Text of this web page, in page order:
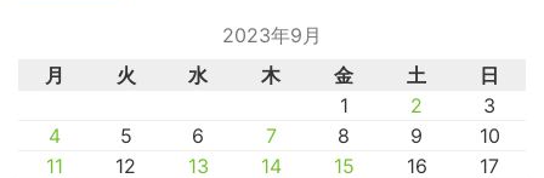
2023年9月
月
火 水 木 金 土
日
1
2
3
4
5 6 7 8 9
10
11
12 13 14 15 16
17